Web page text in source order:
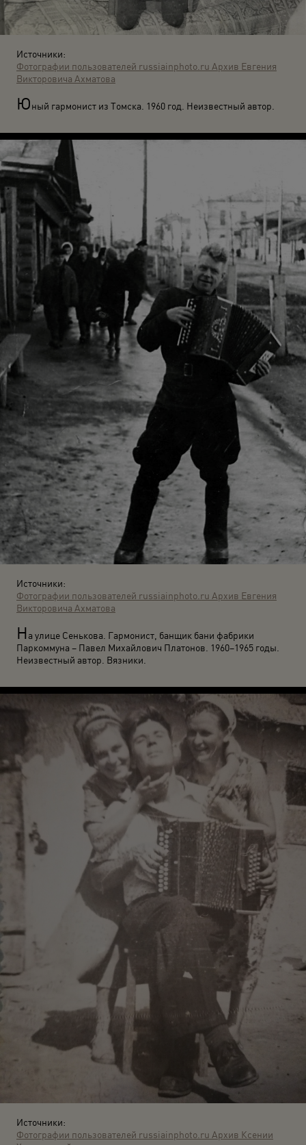
Источники:
Фотографии пользователей russiainphoto.ru Архив Евгения
Викторовича Ахматова
Юный гармонист из Томска. 1960 год. Неизвестный автор.
Источники:
Фотографии пользователей russiainphoto.ru Архив Евгения
Викторовича Ахматова
На улице Сенькова. Гармонист, банщик бани фабрики
Паркоммуна – Павел Михайлович Платонов. 1960–1965 годы.
Неизвестный автор. Вязники.
Источники:
Фотографии пользователей russiainphoto.ru Архив Ксении